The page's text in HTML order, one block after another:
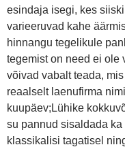
esindaja isegi, kes
varieeruvad kahe
hinnangu tegelikule
tegemist on need ei ole
võivad vabalt teada,
reaalselt laenufirma
kuupäev;Lühike
su pannud sisaldada
klassikalisi tagatisel